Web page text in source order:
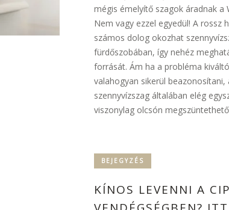
mégis émelyítő szagok áradnak a
Nem vagy ezzel egyedül! A rossz
számos dolog okozhat
fürdőszobában, így nehéz
forrását. Ám ha a probléma
valahogyan sikerül beazonosítani,
szennyvízszag általában elég
viszonylag olcsón
BEJEGYZÉS
KÍNOS LEVENNI A